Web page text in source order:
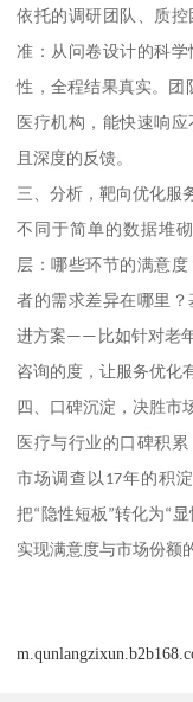
依托的调研团队、质
准：从问卷设计的科
性，全程结果真实。团
医疗机构，能快速响
且深度的反馈。
三、分析，靶向优化服
不同于简单的数据堆
层：哪些环节的满意
者的需求差异在哪里
进方案—— 比如针对老
咨询的度，让服务优化
四、
口碑沉淀，决胜市
医疗与行业的口碑积
市场调查以17年的积
把“ 隐性短板”转化为“显
实现满意度与市场份额